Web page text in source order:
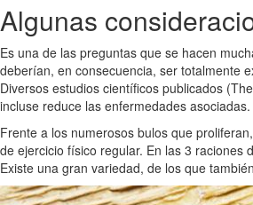
Algunas
Es una de las preguntas que se hacen
deberían, en consecuencia, ser totalmente
Diversos estudios científicos publicados
incluse reduce las enfermedades
Frente a los numerosos bulos que
de ejercicio físico regular. En las 3
Existe una gran variedad, de los que